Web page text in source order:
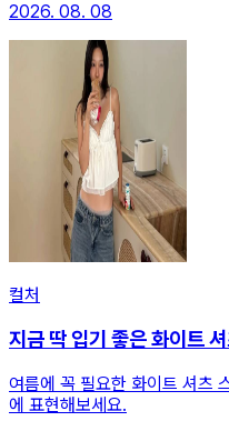
2026. 08. 08
컬처
지금 딱 입기 좋은 화이트
여름에 꼭 필요한 화이트 셔츠
에 표현해보세요.